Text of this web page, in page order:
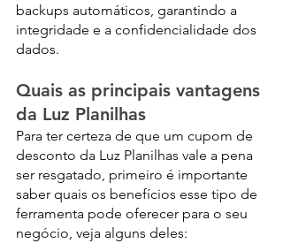
backups automáticos, garantindo a
integridade e a confidencialidade dos
dados.
Quais as principais vantagens
da Luz Planilhas
Para ter certeza de que um cupom de
desconto da Luz Planilhas vale a pena
ser resgatado, primeiro é importante
saber quais os benefícios esse tipo de
ferramenta pode oferecer para o seu
negócio, veja alguns deles: